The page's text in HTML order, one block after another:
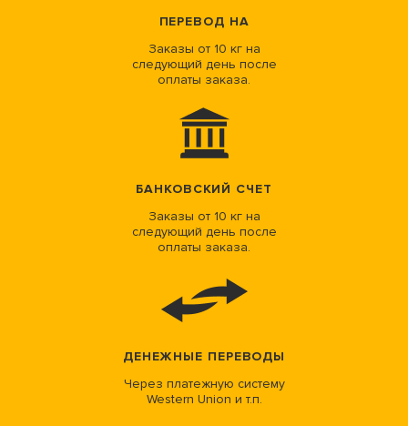
ПЕРЕВОД НА
Заказы от 10 кг на
следующий день после
оплаты заказа.
БАНКОВСКИЙ СЧЕТ
Заказы от 10 кг на
следующий день после
оплаты заказа.
ДЕНЕЖНЫЕ ПЕРЕВОДЫ
Через платежную систему
Western Union и т.п.